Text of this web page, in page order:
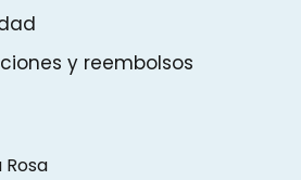
y reembolsos